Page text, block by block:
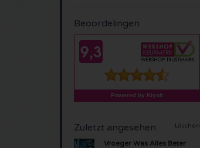
Beoordelingen
Zuletzt angesehen Löschen
Vroeger Was Alles Beter